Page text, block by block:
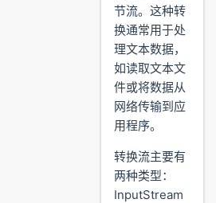
节流。这种转
换通常用于处
理文本数据，
如读取文本文
件或将数据从
网络传输到应
用程序。
转换流主要有
两种类型：
InputStream